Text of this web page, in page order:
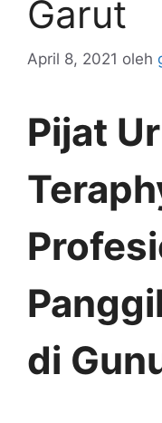
Garut
April 8, 2021 oleh
Pijat
di